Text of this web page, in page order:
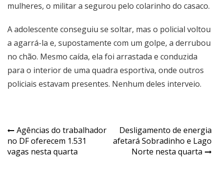
mulheres, o militar a segurou pelo colarinho do casaco.
A adolescente conseguiu se soltar, mas o policial voltou
a agarrá-la e, supostamente com um golpe, a derrubou
no chão. Mesmo caída, ela foi arrastada e conduzida
para o interior de uma quadra esportiva, onde outros
policiais estavam presentes. Nenhum deles interveio.
Navegação
de
Agências do trabalhador
no DF oferecem 1.531
vagas nesta quarta
Desligamento de energia
afetará Sobradinho e Lago
Norte nesta quarta